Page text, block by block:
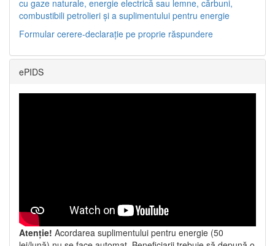
cu gaze naturale, energie electrică sau lemne, cărbuni,
combustibili petrolieri și a suplimentului pentru energie
Formular cerere-declarație pe proprie răspundere
ePIDS
Atenție! Acordarea suplimentului pentru energie (50